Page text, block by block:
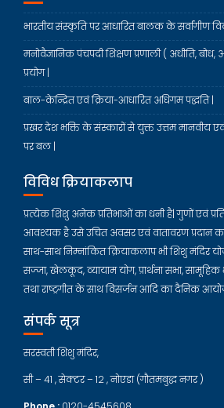
भारतीय संस्कृति पर आधारित बालक के सर्वांगीण
मनोवैज्ञानिक पंचपदी शिक्षण प्रणाली ( अधीति, बोध,
प्रयोग |
बाल-केन्द्रित एवं क्रिया-आधारित अधिगम पद्धति |
प्रखर देश भक्ति के संस्कारों से युक्त उत्तम मानवीय
पर बल |
विविध क्रियाकलाप
प्रत्येक शिशु अनेक प्रतिभाओं का धनी है| गुणों एवं
आवश्यक है उसे उचित अवसर एवं वातावरण प्रदान
साथ-साथ निम्नांकित क्रियाकलाप भी शिशु मंदिर
सज्जा, खेलकूद, व्यायाम योग, प्रार्थना सभा,
तथा राष्ट्रगीत के साथ विसर्जन आदि का दैनिक
संपर्क सूत्र
सरस्वती शिशु मंदिर,
सी – 41 , सेक्टर – 12 , नोएडा (गौतमबुद्ध नगर )